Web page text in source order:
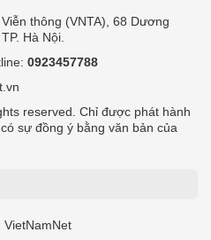
thông (VNTA), 68 Dương
Hà Nội.
0923457788
reserved. Chỉ được phát hành
sự đồng ý bằng văn bản của
VietNamNet